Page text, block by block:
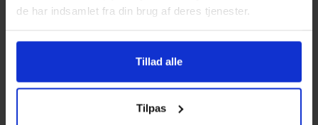
de har indsamlet fra din brug af deres tjenester.
Tillad alle
Tilpas
Grand Cru buffet
Min. 10 kuverter